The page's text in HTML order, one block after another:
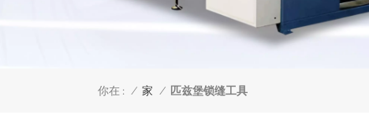
你在 : / 家 / 匹兹堡锁缝工具